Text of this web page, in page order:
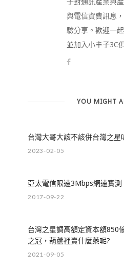
與電信資費訊息
驗分享。歡迎一
並加入小丰子3C
YOU MIGHT
台灣大哥大該不該併台灣之星
2023-02-05
亞太電信限速3Mbps網速實測
2017-09-22
台灣之星調高額定資本額850
之冠，葫蘆裡賣什麼藥呢?
2021-09-05